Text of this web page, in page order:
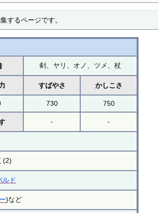
するページです。
剣、ヤリ、オノ、ツメ、杖
すばやさ かしこさ
730 750
- -
(2)
ルド
)など